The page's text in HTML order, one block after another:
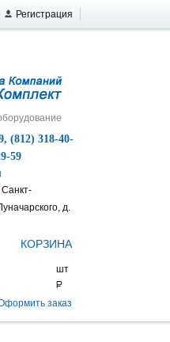
Регистрация
(812) 318-40-
59
д.
КОРЗИНА
заказ